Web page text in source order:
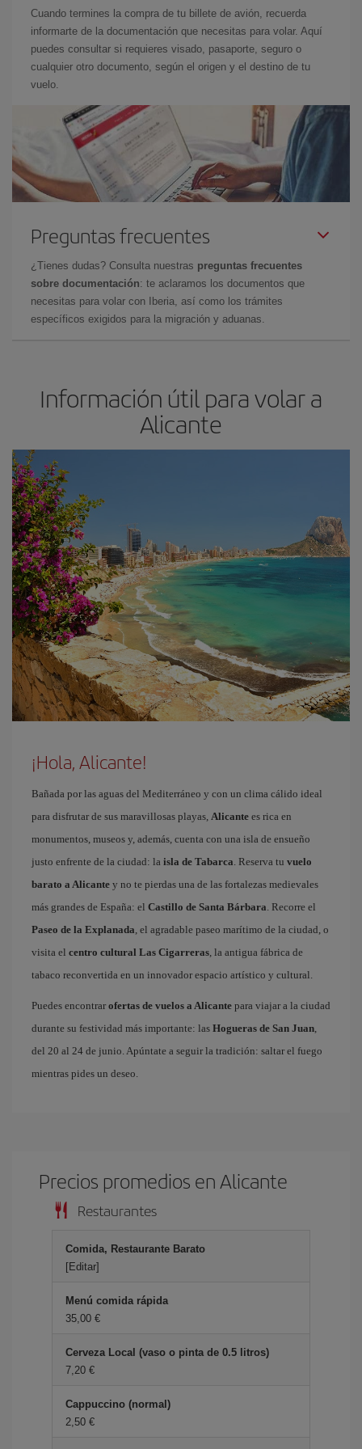
Cuando termines la compra de tu billete de avión, recuerda
informarte de la documentación que necesitas para volar. Aquí
puedes consultar si requieres visado, pasaporte, seguro o
cualquier otro documento, según el origen y el destino de tu
vuelo.
Preguntas frecuentes
¿Tienes dudas? Consulta nuestras preguntas frecuentes
sobre documentación: te aclaramos los documentos que
necesitas para volar con Iberia, así como los trámites
específicos exigidos para la migración y aduanas.
Información útil para volar a
Alicante
¡Hola, Alicante!
Bañada por las aguas del Mediterráneo y con un clima cálido ideal
para disfrutar de sus maravillosas playas, Alicante es rica en
monumentos, museos y, además, cuenta con una isla de ensueño
justo enfrente de la ciudad: la isla de Tabarca. Reserva tu vuelo
barato a Alicante y no te pierdas una de las fortalezas medievales
más grandes de España: el Castillo de Santa Bárbara. Recorre el
Paseo de la Explanada, el agradable paseo marítimo de la ciudad, o
visita el centro cultural Las Cigarreras, la antigua fábrica de
tabaco reconvertida en un innovador espacio artístico y cultural.
Puedes encontrar ofertas de vuelos a Alicante para viajar a la ciudad
durante su festividad más importante: las Hogueras de San Juan,
del 20 al 24 de junio. Apúntate a seguir la tradición: saltar el fuego
mientras pides un deseo.
Precios promedios en Alicante
Restaurantes
Comida, Restaurante Barato
[Editar]
Menú comida rápida
35,00 €
Cerveza Local (vaso o pinta de 0.5 litros)
7,20 €
Cappuccino (normal)
2,50 €